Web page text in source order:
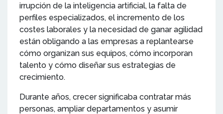
irrupción de la inteligencia artificial, la falta de
perfiles especializados, el incremento de los
costes laborales y la necesidad de ganar agilidad
están obligando a las empresas a replantearse
cómo organizan sus equipos, cómo incorporan
talento y cómo diseñar sus estrategias de
crecimiento.
Durante años, crecer significaba contratar más
personas, ampliar departamentos y asumir